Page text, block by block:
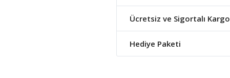
Ücretsiz ve Sigortalı Kargo
Hediye Paketi